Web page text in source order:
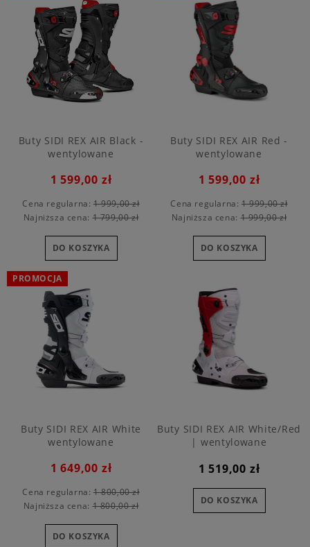
Buty SIDI REX AIR Black -
wentylowane
1 599,00 zł
Cena regularna: 1 999,00 zł
Najniższa cena:1 799,00 zł
DO KOSZYKA
Buty SIDI REX AIR Red -
wentylowane
1 599,00 zł
Cena regularna: 1 999,00 zł
Najniższa cena:1 999,00 zł
DO KOSZYKA
Buty SIDI REX AIR White
wentylowane
1 649,00 zł
Cena regularna: 1 800,00 zł
Najniższa cena:1 800,00 zł
DO KOSZYKA
PROMOCJA
Buty SIDI REX AIR White/Red
| wentylowane
1 519,00 zł
DO KOSZYKA